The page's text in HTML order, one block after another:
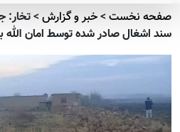
صفحه نخست>خبر و گزارش>تخار:
سند اشغال صادر شده توسط امان الله